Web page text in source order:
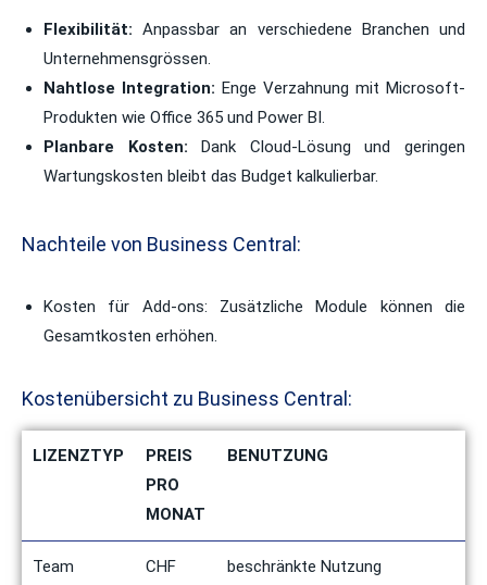
Flexibilität: Anpassbar an verschiedene Branchen und
Unternehmensgrössen.
Nahtlose Integration: Enge Verzahnung mit Microsoft-
Produkten wie Office 365 und Power BI.
Planbare Kosten: Dank Cloud-Lösung und geringen
Wartungskosten bleibt das Budget kalkulierbar.
Nachteile von Business Central:
Kosten für Add-ons: Zusätzliche Module können die
Gesamtkosten erhöhen.
Kostenübersicht zu Business Central:
LIZENZTYP
PREIS
PRO
MONAT
BENUTZUNG
Team
CHF
beschränkte Nutzung